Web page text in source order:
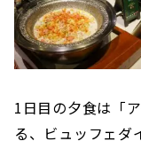
1日目の夕食は「
る、ビュッフェダ